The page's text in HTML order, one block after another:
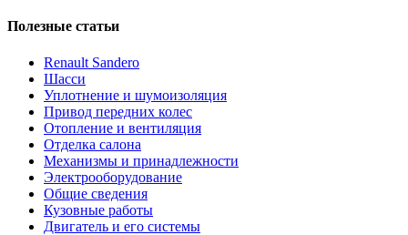
Полезные статьи
Renault Sandero
Шасси
Уплотнение и шумоизоляция
Привод передних колес
Отопление и вентиляция
Отделка салона
Механизмы и принадлежности
Электрооборудование
Общие сведения
Кузовные работы
Двигатель и его системы